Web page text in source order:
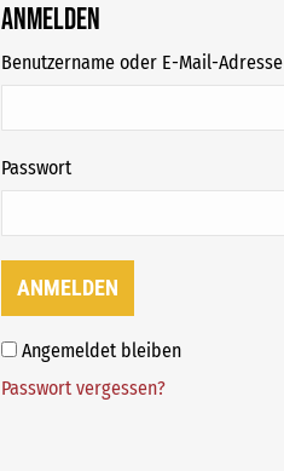
Anmelden
Benutzername oder E-Mail-Adresse
Passwort
ANMELDEN
Angemeldet bleiben
Passwort vergessen?